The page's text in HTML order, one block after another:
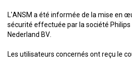
L'ANSM a été informée de la mise en
sécurité effectuée par la société
Nederland BV.
Les utilisateurs concernés ont reçu le